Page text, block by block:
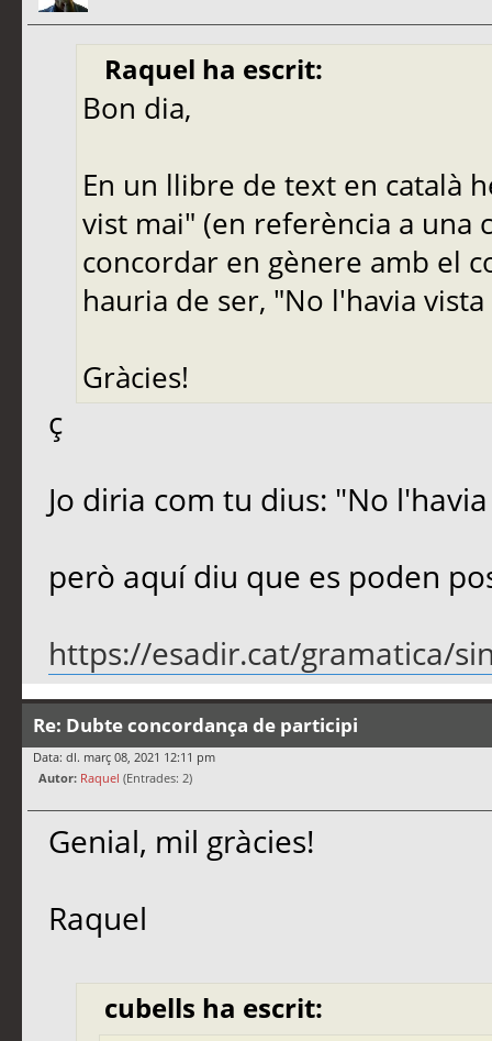
Raquel ha escrit:
Bon dia,
En un llibre de text en català
vist mai" (en referència a una
concordar en gènere amb el
hauria de ser, "No l'havia vista
Gràcies!
ç
Jo diria com tu dius: "No
però aquí diu que es poden
https://esadir.cat/gramatica/
Re: Dubte concordança de participi
Data: dl. març 08, 2021 12:11 pm
Autor: Raquel (Entrades: 2)
Genial, mil gràcies!
Raquel
cubells ha escrit: